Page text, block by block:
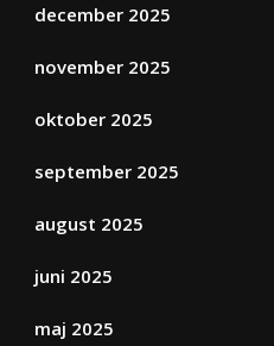
december 2025
november 2025
oktober 2025
september 2025
august 2025
juni 2025
maj 2025